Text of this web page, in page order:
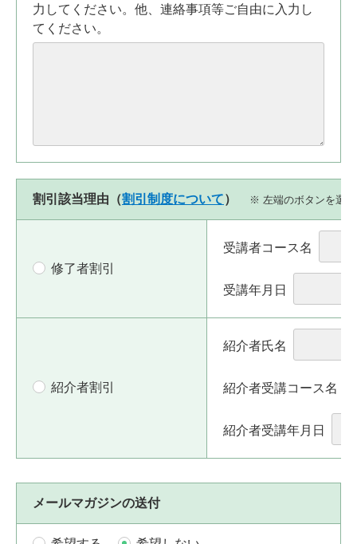
力してください。他、連絡事項等ご自由に入力し
てください。
割引該当理由（割引制度について） ※ 左端のボタンを選
修了者割引
受講者コース名
受講年月日
紹介者割引
紹介者氏名
紹介者受講コース名
紹介者受講年月日
メールマガジンの送付